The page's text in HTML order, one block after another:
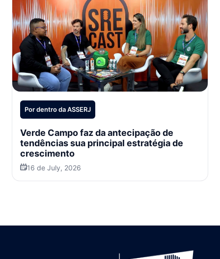
Por dentro da ASSERJ
Verde Campo faz da antecipação de
tendências sua principal estratégia de
crescimento
16 de July, 2026